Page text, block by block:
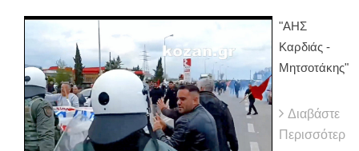
"ΑΗΣ
Καρδιάς -
Μητσοτάκης"
Διαβάστε
Περισσότερ